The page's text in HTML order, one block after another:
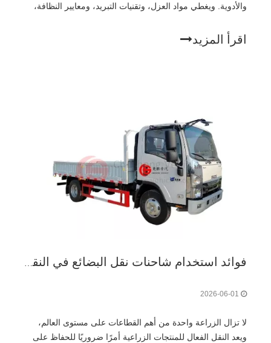
والأدوية. ويغطي مواد العزل، وتقنيات التبريد، ومعايير النظافة،
الضوء على كيفية تحسين الشاحنات المبردة الحديثة لسلامة
المنتجات، وتقليل مخاطر التلف، وتعزيز كفاءة سلسلة التوريد،
اقرأ المزيد
فوائد استخدام شاحنات نقل البضائع في النقل الزراعي
لا تزال الزراعة واحدة من أهم القطاعات على مستوى العالم،
ويعد النقل الفعال للمنتجات الزراعية أمرًا ضروريًا للحفاظ على